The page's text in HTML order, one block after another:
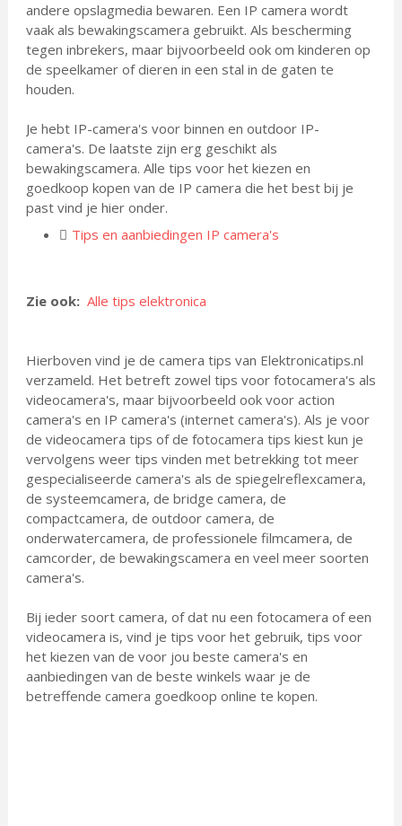
andere opslagmedia bewaren. Een IP camera wordt
vaak als bewakingscamera gebruikt. Als bescherming
tegen inbrekers, maar bijvoorbeeld ook om kinderen op
de speelkamer of dieren in een stal in de gaten te
houden.
Je hebt IP-camera's voor binnen en outdoor IP-
camera's. De laatste zijn erg geschikt als
bewakingscamera. Alle tips voor het kiezen en
goedkoop kopen van de IP camera die het best bij je
past vind je hier onder.
Tips en aanbiedingen IP camera's
Zie ook: Alle tips elektronica
Hierboven vind je de camera tips van Elektronicatips.nl
verzameld. Het betreft zowel tips voor fotocamera's als
videocamera's, maar bijvoorbeeld ook voor action
camera's en IP camera's (internet camera's). Als je voor
de videocamera tips of de fotocamera tips kiest kun je
vervolgens weer tips vinden met betrekking tot meer
gespecialiseerde camera's als de spiegelreflexcamera,
de systeemcamera, de bridge camera, de
compactcamera, de outdoor camera, de
onderwatercamera, de professionele filmcamera, de
camcorder, de bewakingscamera en veel meer soorten
camera's.
Bij ieder soort camera, of dat nu een fotocamera of een
videocamera is, vind je tips voor het gebruik, tips voor
het kiezen van de voor jou beste camera's en
aanbiedingen van de beste winkels waar je de
betreffende camera goedkoop online te kopen.